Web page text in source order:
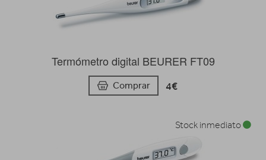
Termómetro digital BEURER FT09
Comprar 4€
Stock inmediato